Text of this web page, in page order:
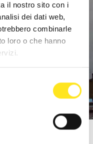
il nostro sito con i
dei dati web,
combinarle
loro o che hanno